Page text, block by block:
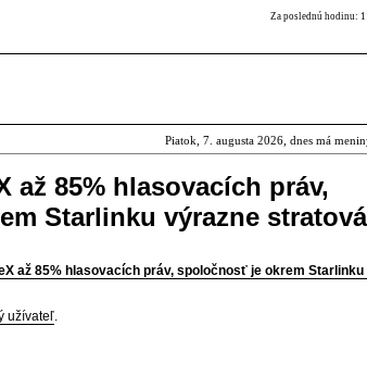
Za poslednú hodinu:
Piatok, 7. augusta 2026, dnes má
až 85% hlasovacích práv,
Starlinku výrazne stratová
až 85% hlasovacích práv, spoločnosť je okrem
užívateľ.